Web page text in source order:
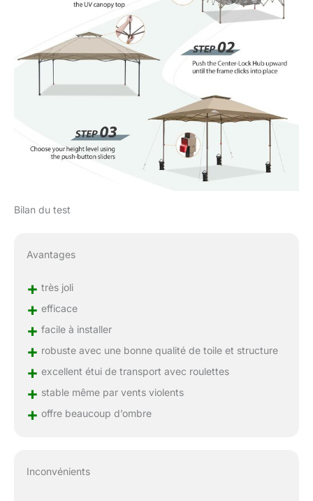
Bilan du test
Avantages
+ très joli
+ efficace
+ facile à installer
+ robuste avec une bonne qualité de toile et structure
+ excellent étui de transport avec roulettes
+ stable même par vents violents
+ offre beaucoup d’ombre
Inconvénients